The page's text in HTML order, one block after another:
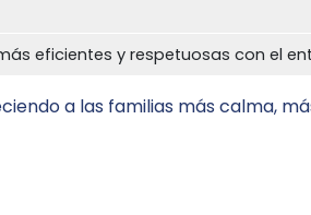
eficientes y respetuosas con el
a las familias más calma,